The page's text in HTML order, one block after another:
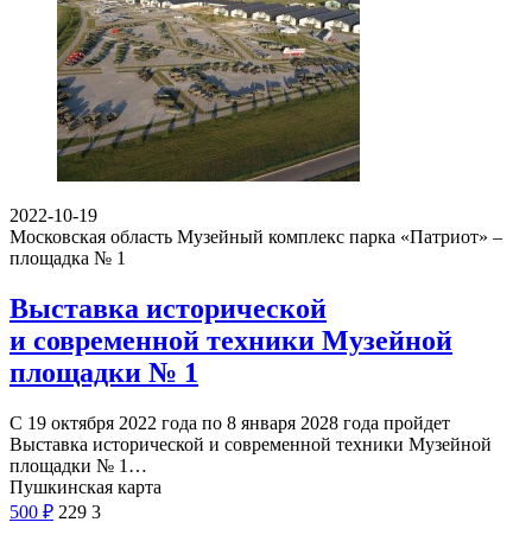
2022-10-19
Московская область Музейный комплекс парка «Патриот» –
площадка № 1
Выставка исторической
и современной техники Музейной
площадки № 1
С 19 октября 2022 года по 8 января 2028 года пройдет
Выставка исторической и современной техники Музейной
площадки № 1…
Пушкинская карта
500 ₽ 229 3